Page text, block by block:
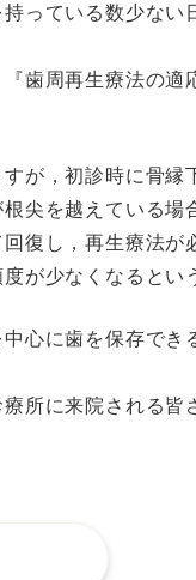
っている数少ない
歯周再生療法の適
が，初診時に骨縁
尖を越えている場
復し，再生療法が
が少なくなるとい
心に歯を保存でき
所に来院される皆